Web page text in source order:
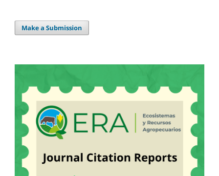
Make a Submission